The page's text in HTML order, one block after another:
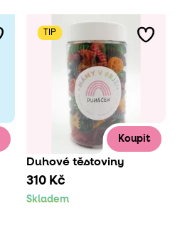
TIP
Koupit
Duhové těstoviny
310 Kč
Skladem